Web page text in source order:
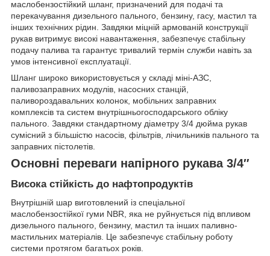
маслобензостійкий шланг, призначений для подачі та
перекачування дизельного пального, бензину, гасу, мастил та
інших технічних рідин. Завдяки міцній армованій конструкції
рукав витримує високі навантаження, забезпечує стабільну
подачу палива та гарантує тривалий термін служби навіть за
умов інтенсивної експлуатації.
Шланг широко використовується у складі міні-АЗС,
паливозаправних модулів, насосних станцій,
паливороздавальних колонок, мобільних заправних
комплексів та систем внутрішньогосподарського обліку
пального. Завдяки стандартному діаметру 3/4 дюйма рукав
сумісний з більшістю насосів, фільтрів, лічильників пального та
заправних пістолетів.
Основні переваги напірного рукава 3/4″
Висока стійкість до нафтопродуктів
Внутрішній шар виготовлений із спеціальної
маслобензостійкої гуми NBR, яка не руйнується під впливом
дизельного пального, бензину, мастил та інших паливно-
мастильних матеріалів. Це забезпечує стабільну роботу
системи протягом багатьох років.